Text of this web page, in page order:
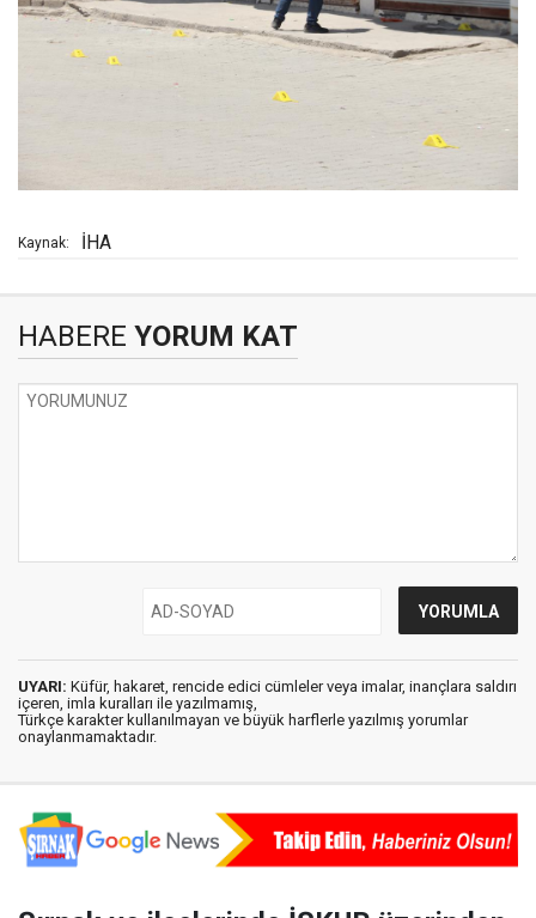
Kaynak: İHA
HABERE YORUM KAT
UYARI: Küfür, hakaret, rencide edici cümleler veya imalar, inançlara saldırı
içeren, imla kuralları ile yazılmamış,
Türkçe karakter kullanılmayan ve büyük harflerle yazılmış yorumlar
onaylanmamaktadır.